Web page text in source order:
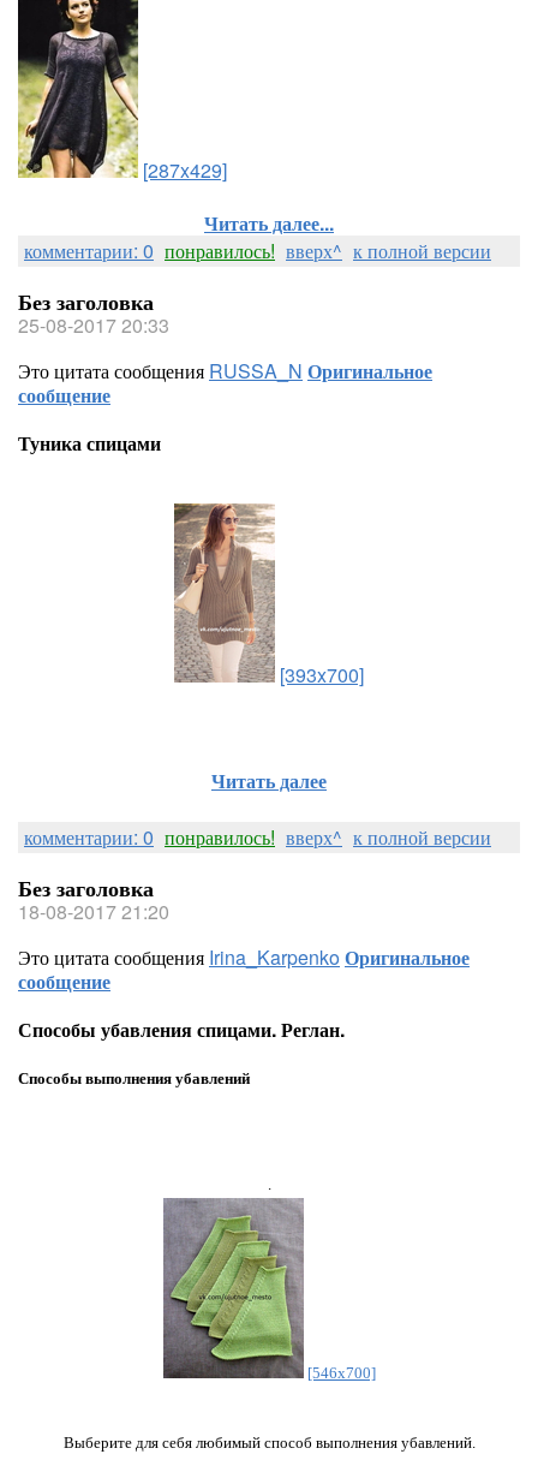
[287x429]
Читать далее...
комментарии: 0 понравилось! вверх^ к полной версии
Без заголовка
25-08-2017 20:33
Это цитата сообщения RUSSA_N Оригинальное
сообщение
Туника спицами
[393x700]
Читать далее
комментарии: 0 понравилось! вверх^ к полной версии
Без заголовка
18-08-2017 21:20
Это цитата сообщения Irina_KarpenkoОригинальное
сообщение
Способы убавления спицами. Реглан.
Способы выполнения убавлений
.
[546x700]
Выберите для себя любимый способ выполнения убавлений.